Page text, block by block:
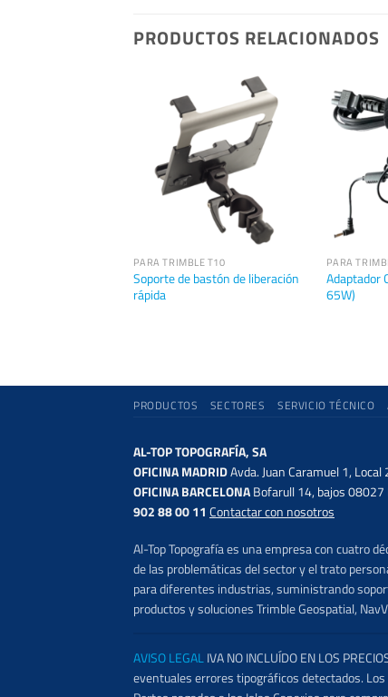
PRODUCTOS RELACIONADOS
PARA TRIMBLE T10
Soporte de bastón de liberación
rápida
PARA
Adaptador
65W)
PRODUCTOS SECTORES SERVICIO TÉCNICO
AL-TOP TOPOGRAFÍA, SA
OFICINA MADRIDAvda. Juan Caramuel 1,
OFICINA BARCELONABofarull 14, bajos
902 88 00 11 Contactar con nosotros
Al-Top Topografía es una empresa con cuatro
de las problemáticas del sector y el trato
para diferentes industrias, suministrando
productos y soluciones Trimble Geospatial,
AVISO LEGALIVA NO INCLUÍDO EN LOS
eventuales errores tipográficos detectados.